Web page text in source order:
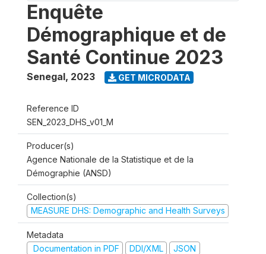
Enquête
Démographique et de
Santé Continue 2023
Senegal, 2023 GET MICRODATA
Reference ID
SEN_2023_DHS_v01_M
Producer(s)
Agence Nationale de la Statistique et de la
Démographie (ANSD)
Collection(s)
MEASURE DHS: Demographic and Health Surveys
Metadata
Documentation in PDF
DDI/XML JSON